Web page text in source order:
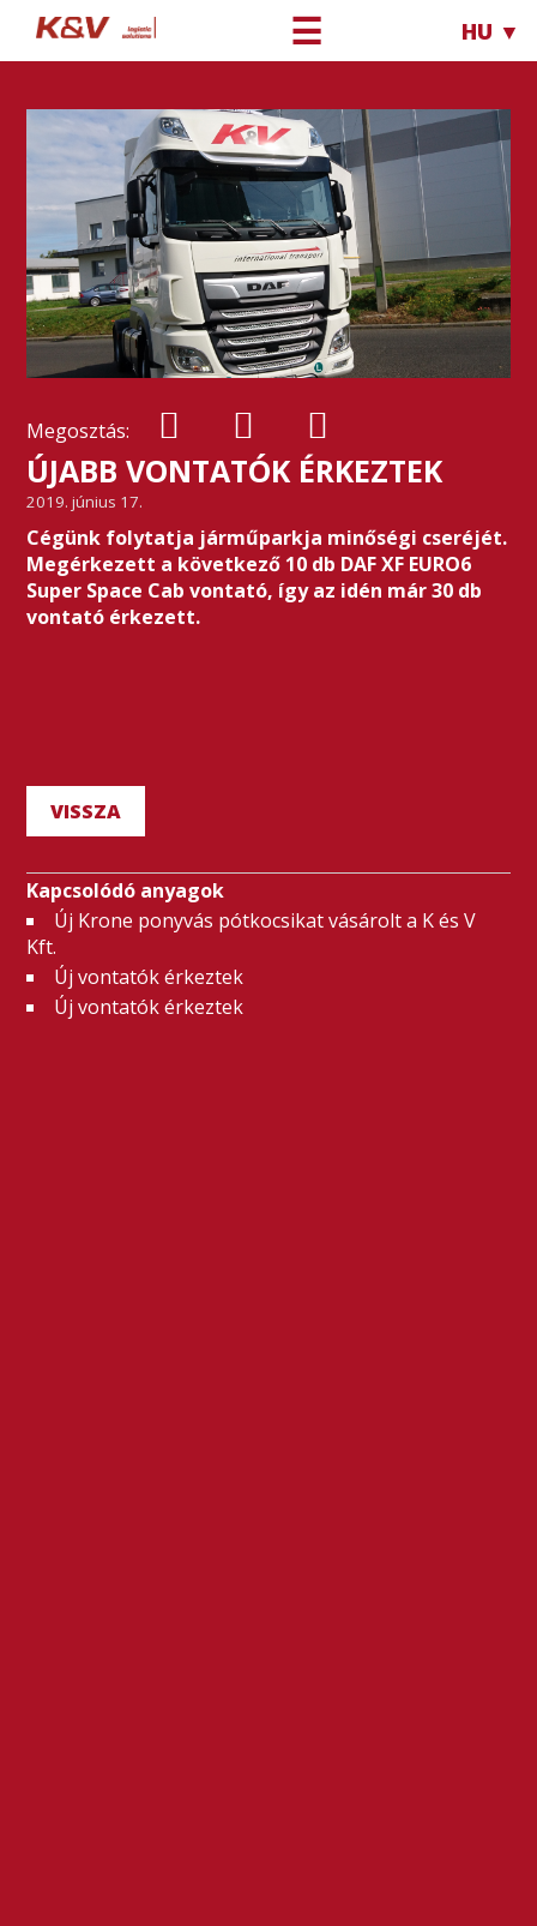
☰ HU ▼
Megosztás:
ÚJABB VONTATÓK ÉRKEZTEK
2019. június 17.
Cégünk folytatja járműparkja minőségi cseréjét.
Megérkezett a következő 10 db DAF XF EURO6
Super Space Cab vontató, így az idén már 30 db
vontató érkezett.
VISSZA
Kapcsolódó anyagok
Új Krone ponyvás pótkocsikat vásárolt a K és V
Kft.
Új vontatók érkeztek
Új vontatók érkeztek